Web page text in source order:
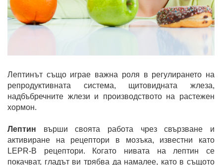
Лептинът също играе важна роля в регулирането на
репродуктивната система, щитовидната жлеза,
надбъбречните жлези и производството на растежен
хормон.
Лептин върши своята работа чрез свързване и
активиране на рецептори в мозъка, известни като
LEPR-B рецептори. Когато нивата на лептин се
покачват, гладът ви трябва да намалее, като в същото